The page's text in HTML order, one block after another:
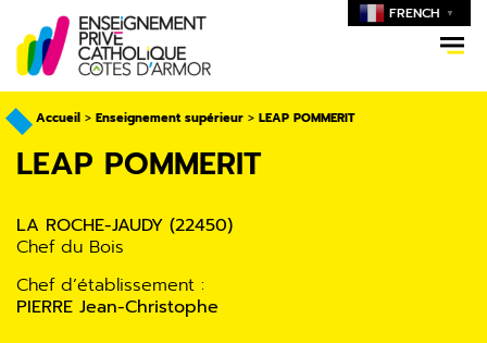
FRENCH ▼
Accueil > Enseignement supérieur > LEAP POMMERIT
LEAP POMMERIT
LA ROCHE-JAUDY (22450)
Chef du Bois
Chef d’établissement :
PIERRE Jean-Christophe